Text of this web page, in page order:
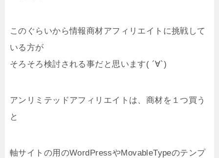
このぐらいから情報商材アフィリエイトに挑戦して
いる方が
そろそろ検討される事だと思います( ´∀`)
アンリミテッドアフィリエイトは、商材を１つ買う
と
軸サイトの用のWordPressやMovableTypeのテンプ